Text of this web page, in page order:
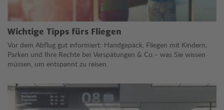
Wichtige Tipps fürs Fliegen
Vor dem Abflug gut informiert: Handgepäck, Fliegen mit Kindern,
Parken und Ihre Rechte bei Verspätungen & Co.– was Sie wissen
müssen, um entspannt zu reisen.